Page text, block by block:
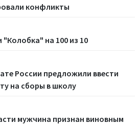
конфликты
на 100 из 10
России предложили ввести
на сборы в школу
мужчина признан виновным